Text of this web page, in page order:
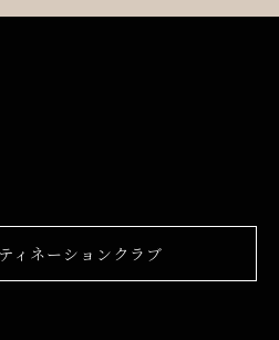
ィネーションクラブ